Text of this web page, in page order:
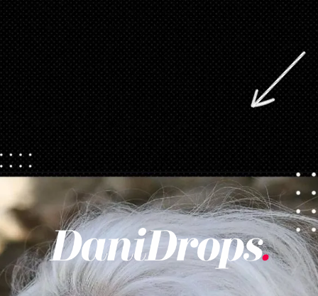
Apertura in corso https://danidrops.com.br/it/tendenza-taglio-capelli-donna-2025/